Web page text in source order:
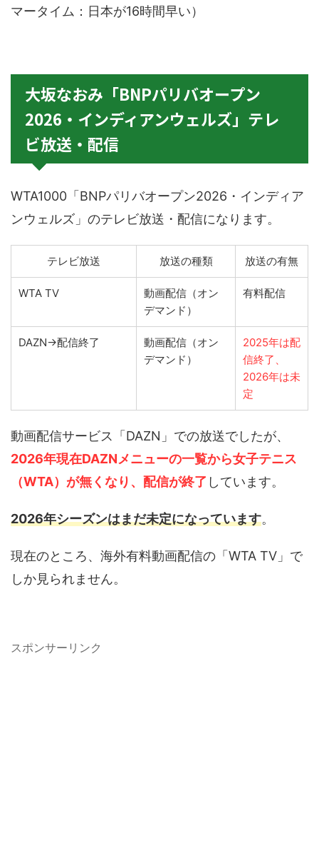
マータイム：日本が16時間早い）
大坂なおみ「BNPパリバオープン
2026・インディアンウェルズ」テレ
ビ放送・配信
WTA1000「BNPパリバオープン2026・インディア
ンウェルズ」のテレビ放送・配信になります。
テレビ放送 放送の種類 放送の有無
WTA TV
動画配信（オン
デマンド）
有料配信
DAZN→配信終了
動画配信（オン
デマンド）
2025年は配
信終了、
2026年は未
定
動画配信サービス「DAZN」での放送でしたが、
2026年現在DAZNメニューの一覧から女子テニス
（WTA）が無くなり、配信が終了 しています。
2026年シーズンはまだ未定になっています。
現在のところ、海外有料動画配信の「WTA TV」で
しか見られません。
スポンサーリンク